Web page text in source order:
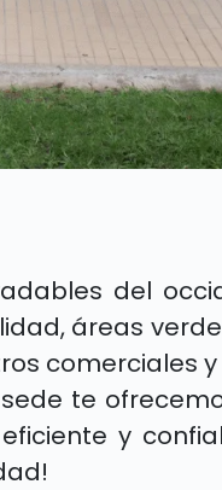
del
áreas
comerciales
te
y